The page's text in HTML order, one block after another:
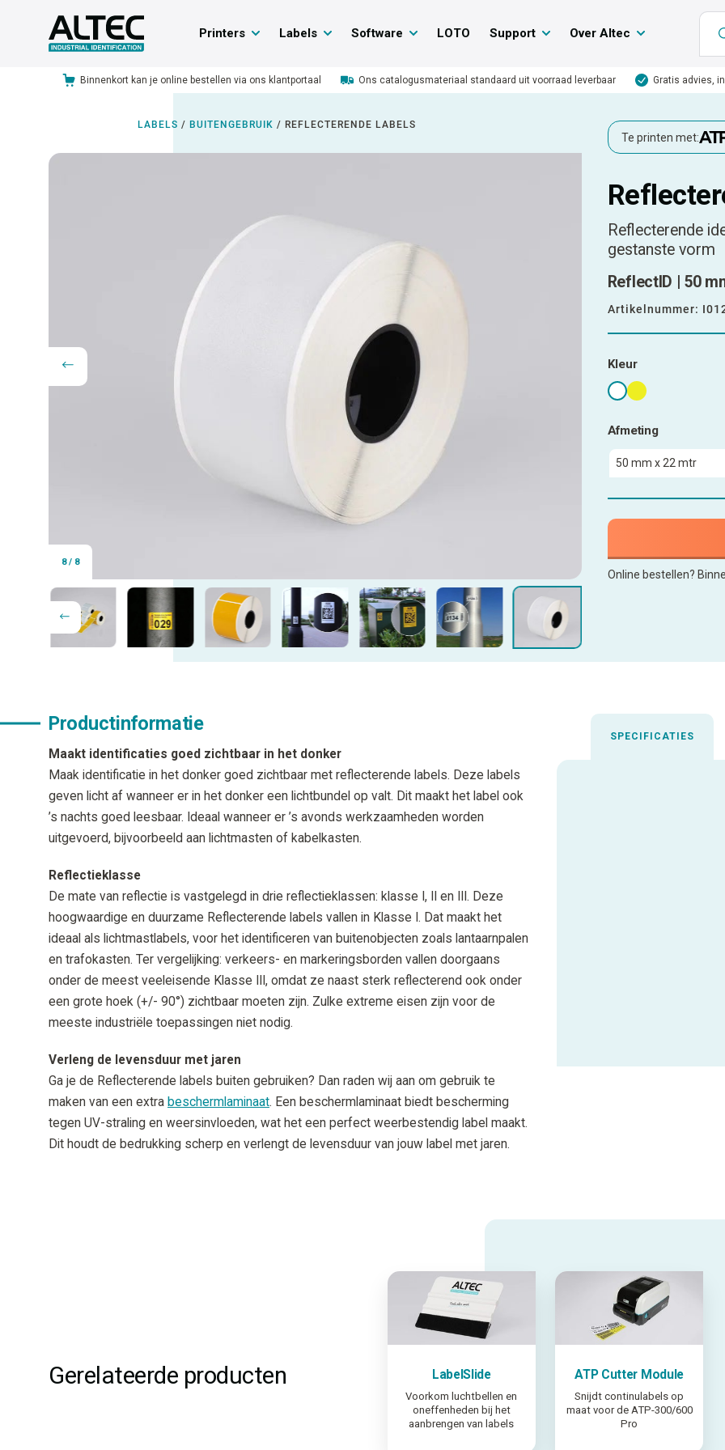
Printers Labels Software LOTO Support Over Altec
Binnenkort kan je online bestellen via ons klantportaal Ons catalogusmateriaal standaard uit voorraad leverbaar Gratis advies,
LABELS / BUITENGEBRUIK / REFLECTERENDE LABELS
8/ 8
Te printen met:
Reflecterende
gestanste vorm
ReflectID | 50
Artikelnummer:
Kleur
Afmeting
Online bestellen?
Productinformatie
Maakt identificaties goed zichtbaar in het donker
Maak identificatie in het donker goed zichtbaar met reflecterende labels. Deze labels
geven licht af wanneer er in het donker een lichtbundel op valt. Dit maakt het label ook
’s nachts goed leesbaar. Ideaal wanneer er ’s avonds werkzaamheden worden
uitgevoerd, bijvoorbeeld aan lichtmasten of kabelkasten.
Reflectieklasse
De mate van reflectie is vastgelegd in drie reflectieklassen: klasse I, II en III. Deze
hoogwaardige en duurzame Reflecterende labels vallen in Klasse I. Dat maakt het
ideaal als lichtmastlabels, voor het identificeren van buitenobjecten zoals lantaarnpalen
en trafokasten. Ter vergelijking: verkeers- en markeringsborden vallen doorgaans
onder de meest veeleisende Klasse III, omdat ze naast sterk reflecterend ook onder
een grote hoek (+/- 90°) zichtbaar moeten zijn. Zulke extreme eisen zijn voor de
meeste industriële toepassingen niet nodig.
Verleng de levensduur met jaren
Ga je de Reflecterende labels buiten gebruiken? Dan raden wij aan om gebruik te
maken van een extra beschermlaminaat. Een beschermlaminaat biedt bescherming
tegen UV-straling en weersinvloeden, wat het een perfect weerbestendig label maakt.
Dit houdt de bedrukking scherp en verlengt de levensduur van jouw label met jaren.
SPECIFICATIES
Gerelateerde producten LabelSlide
Voorkom luchtbellen en
oneffenheden bij het
aanbrengen van labels
ATP Cutter Module
Snijdt continulabels op
maat voor de ATP-300/600
Pro